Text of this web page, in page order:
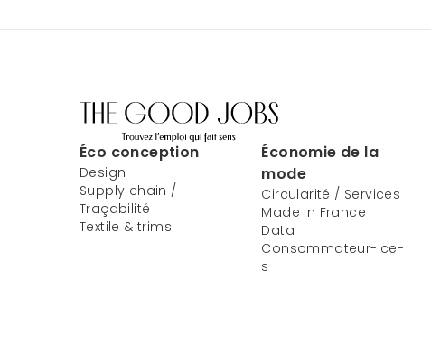
Éco conception
Design
Supply chain /
Traçabilité
Textile & trims
Économie de la
mode
Circularité / Services
Made in France
Data
Consommateur-ice-
s